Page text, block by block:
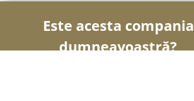
Este acesta compania
dumneavoastră?